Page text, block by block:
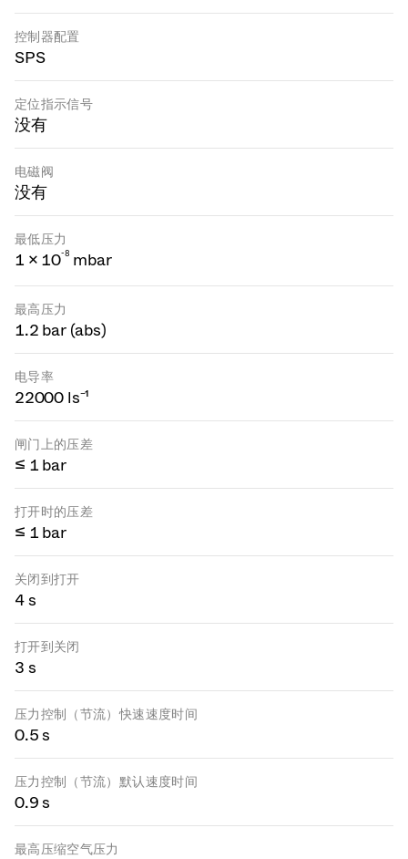
控制器配置
SPS
定位指示信号
没有
电磁阀
没有
最低压力
1 × 10-8 mbar
最高压力
1.2 bar (abs)
电导率
22000 ls⁻¹
闸门上的压差
≤ 1 bar
打开时的压差
≤ 1 bar
关闭到打开
4 s
打开到关闭
3 s
压力控制（节流）快速速度时间
0.5 s
压力控制（节流）默认速度时间
0.9 s
最高压缩空气压力